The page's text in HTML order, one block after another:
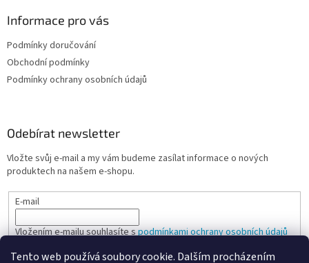
Tento web používá soubory cookie. Dalším procházením
Informace pro vás
Podmínky doručování
Obchodní podmínky
Podmínky ochrany osobních údajů
Odebírat newsletter
Vložte svůj e-mail a my vám budeme zasílat informace o nových
produktech na našem e-shopu.
E-mail
Vložením e-mailu souhlasíte spodmínkami ochrany osobních údajů